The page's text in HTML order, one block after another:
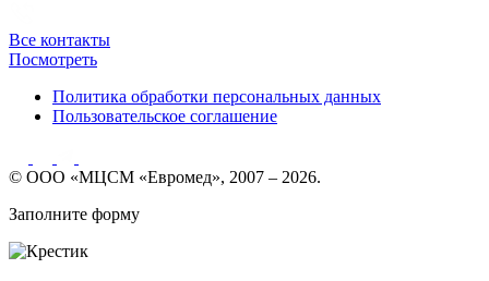
Все контакты
Посмотреть
Политика обработки персональных данных
Пользовательское соглашение
© ООО «МЦСМ «Евромед», 2007 – 2026.
Заполните форму